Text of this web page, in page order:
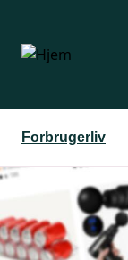
hovedindhold
Forbrugerliv